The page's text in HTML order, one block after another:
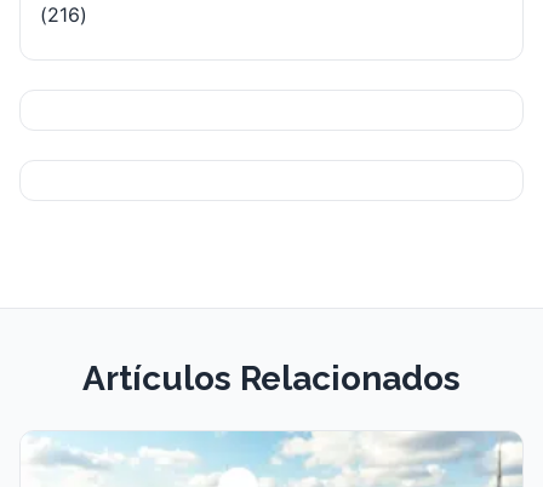
(216)
Artículos Relacionados